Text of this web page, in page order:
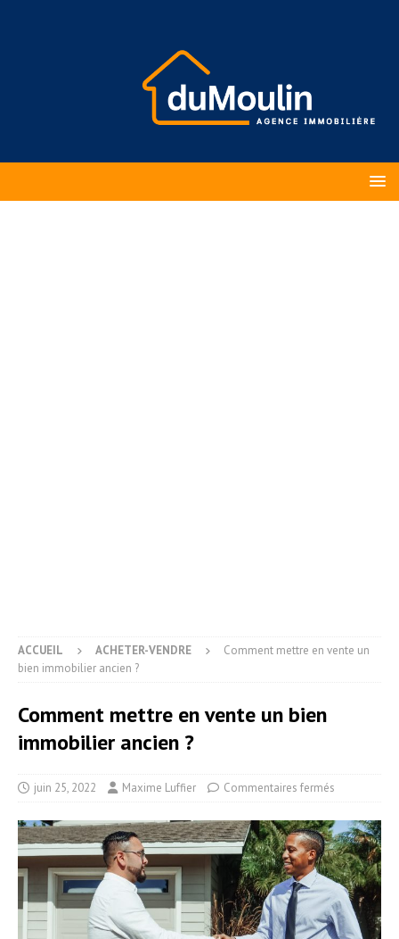
ACCUEIL ACHETER-VENDRE
Comment mettre en vente un
bien immobilier ancien ?
Comment mettre en vente un bien
immobilier ancien ?
juin 25, 2022 Maxime Luffier Commentaires fermés